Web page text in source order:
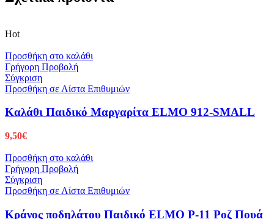
Hot
Προσθήκη στο καλάθι
Γρήγορη Προβολή
Σύγκριση
Προσθήκη σε Λίστα Επιθυμιών
Καλάθι Παιδικό Μαργαρίτα ELMO 912-SMALL
9,50€
Προσθήκη στο καλάθι
Γρήγορη Προβολή
Σύγκριση
Προσθήκη σε Λίστα Επιθυμιών
Κράνος ποδηλάτου Παιδικό ELMO P-11 Ροζ Πουά